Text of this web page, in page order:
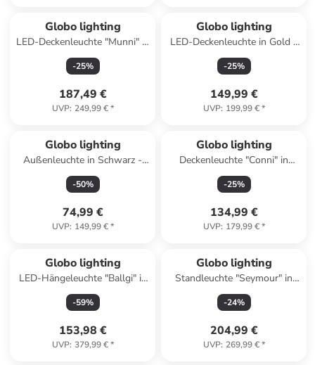
Globo lighting
LED-Deckenleuchte "Munni" in
Hellgrau - (L)68 x (B)55 x
(H)10 cm
-25%
187,49 €
UVP: 249,99 €*
Globo lighting
LED-Deckenleuchte in Gold -
(B)65,5 x (H)7,5 x (T)40,6 cm
-25%
149,99 €
UVP: 199,99 €*
Globo lighting
Außenleuchte in Schwarz -
(H)100 x Ø 14,3 cm
-50%
74,99 €
UVP: 149,99 €*
Globo lighting
Deckenleuchte "Conni" in
Schwarz - Ø 40 cm
-25%
134,99 €
UVP: 179,99 €*
Globo lighting
LED-Hängeleuchte "Ballgi" in
Schwarz/ Grau/ Creme - (H)90
x Ø 45 cm
-59%
153,98 €
UVP: 379,99 €*
Globo lighting
Standleuchte "Seymour" in
Schwarz/ Grau - (H)208 cm
-24%
204,99 €
UVP: 269,99 €*